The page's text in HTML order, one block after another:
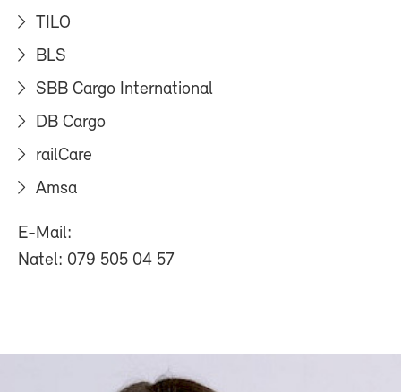
TILO
BLS
SBB Cargo International
DB Cargo
railCare
Amsa
E-Mail:
Natel: 079 505 04 57